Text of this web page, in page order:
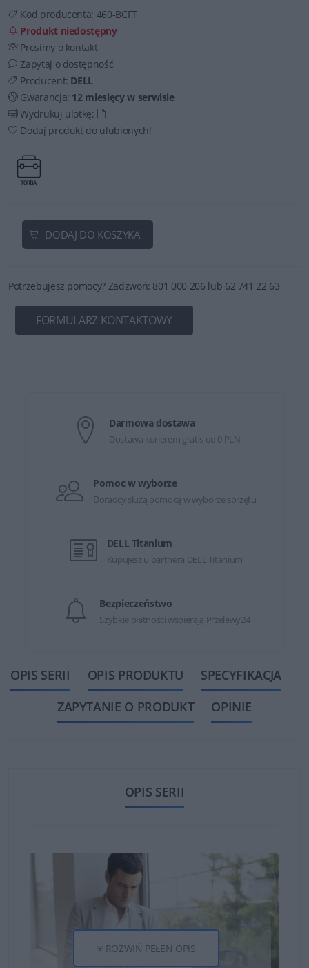
Kod producenta: 460-BCFT
Produkt niedostępny
Prosimy o kontakt
Zapytaj o dostępność
Producent: DELL
Gwarancja: 12 miesięcy w serwisie
Wydrukuj ulotkę:
Dodaj produkt do ulubionych!
DODAJ DO KOSZYKA
Potrzebujesz pomocy? Zadzwoń: 801 000 206 lub 62 741 22 63
FORMULARZ KONTAKTOWY
Darmowa dostawa
Dostawa kurierem gratis od 0 PLN
Pomoc w wyborze
Doradcy służą pomocą w wyborze sprzętu
DELL Titanium
Kupujesz u partnera DELL Titanium
Bezpieczeństwo
Szybkie płatności wspierają Przelewy24
OPIS SERII OPIS PRODUKTU
SPECYFIKACJA
ZAPYTANIE O PRODUKT
OPINIE
OPIS SERII
ROZWIŃ PEŁEN OPIS